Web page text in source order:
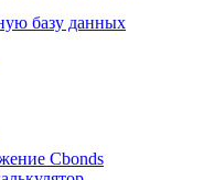
базу данных
Cbonds